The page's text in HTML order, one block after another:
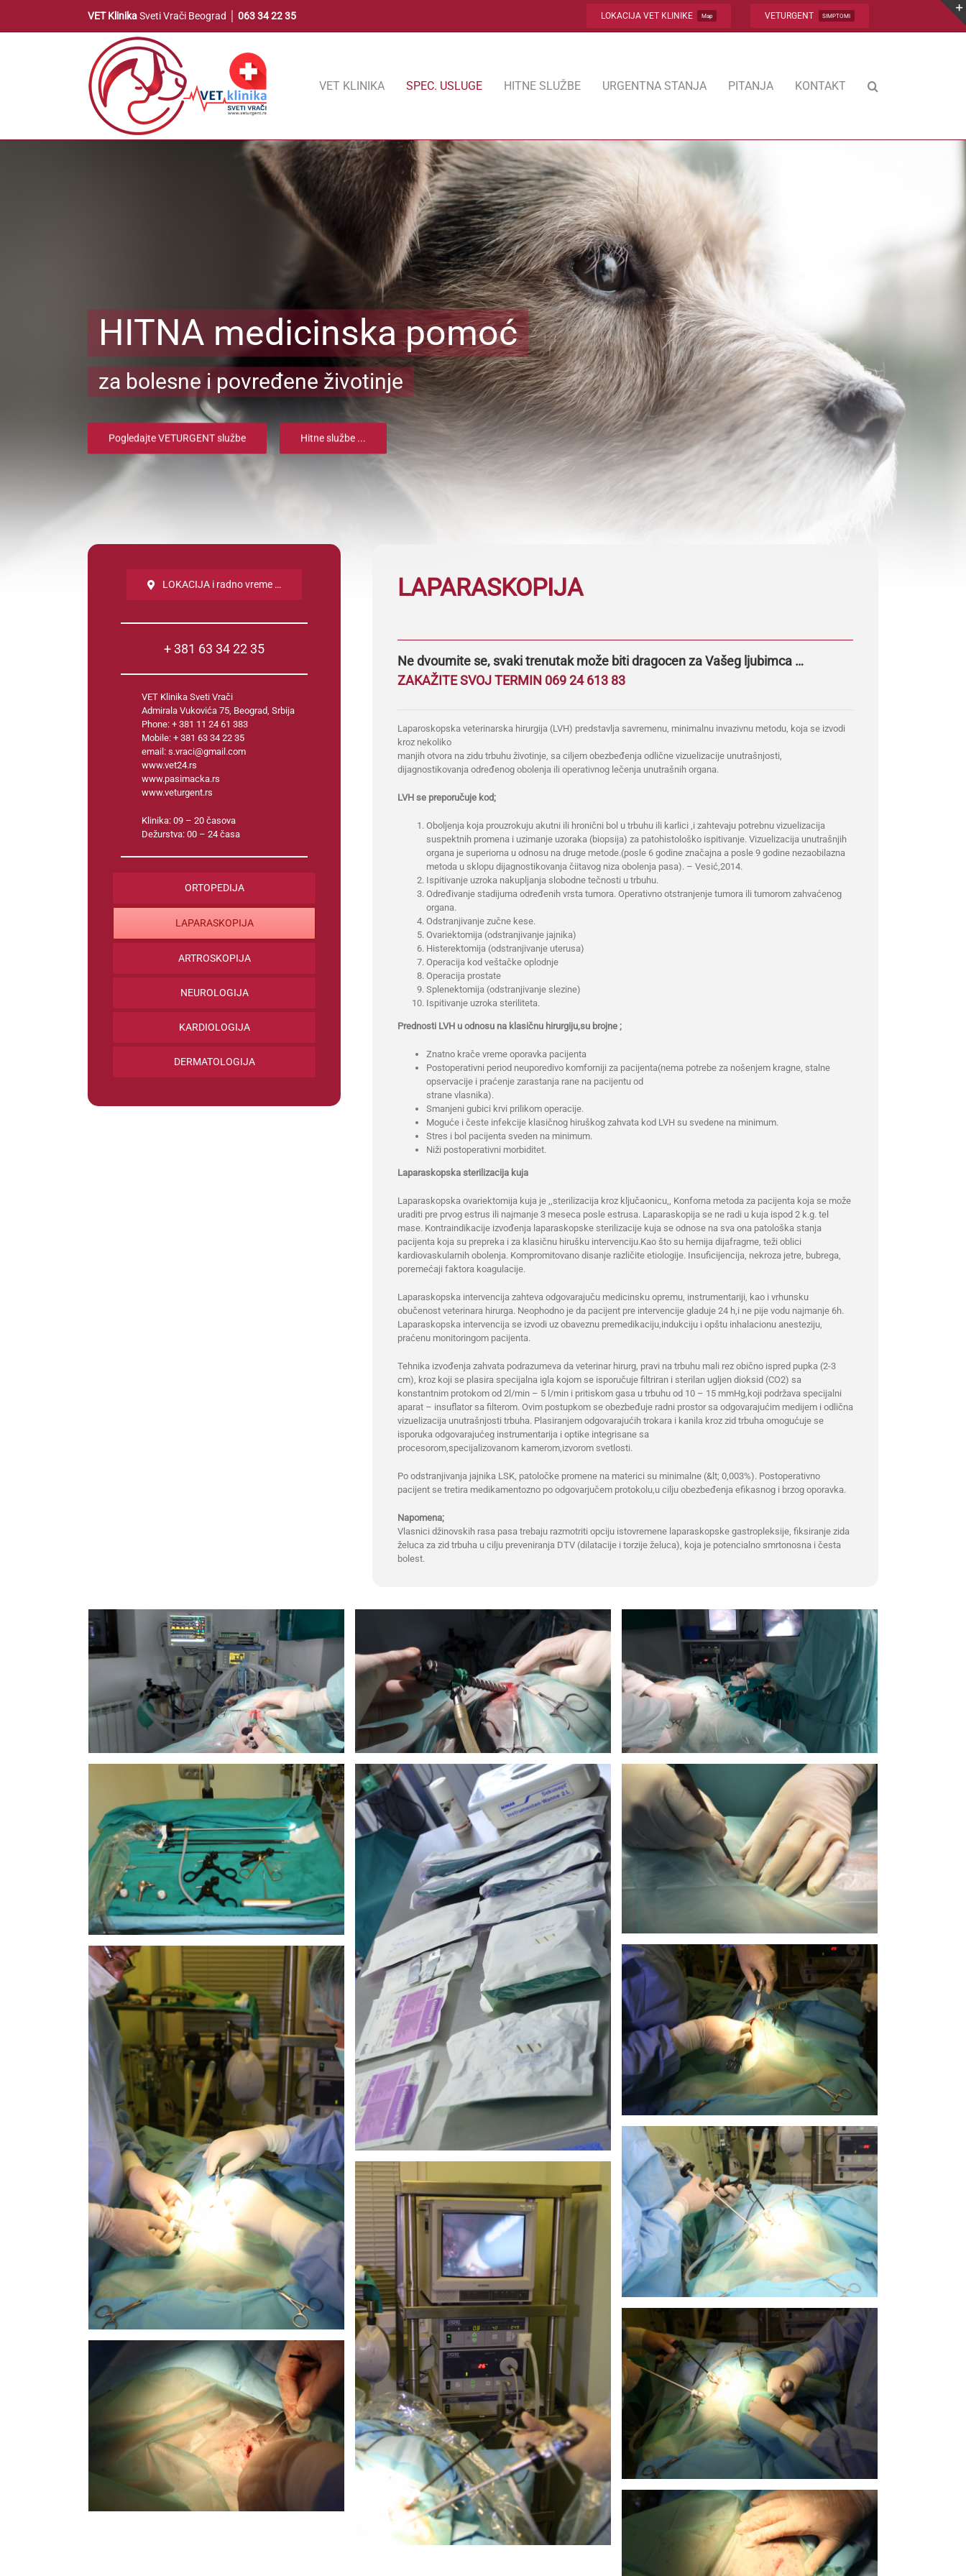
content
VET KlinikaSveti Vrači Beograd │ 063 34 22 35 LOKACIJA VET KLINIKE Map VETURGENT SIMPTOMI
VET KLINIKA SPEC. USLUGE HITNE SLUŽBE URGENTNA STANJA PITANJA KONTAKT
HITNA medicinska pomoć
za bolesne i povređene životinje
Pogledajte VETURGENT službe Hitne službe ...
LOKACIJA i radno vreme …
+ 381 63 34 22 35
VET Klinika Sveti Vrači
Admirala Vukovića 75, Beograd, Srbija
Phone: + 381 11 24 61 383
Mobile: + 381 63 34 22 35
email: s.vraci@gmail.com
www.vet24.rs
www.pasimacka.rs
www.veturgent.rs
Klinika: 09 – 20 časova
Dežurstva: 00 – 24 časa
ORTOPEDIJA
LAPARASKOPIJA
ARTROSKOPIJA
NEUROLOGIJA
KARDIOLOGIJA
DERMATOLOGIJA
LAPARASKOPIJA
Ne dvoumite se, svaki trenutak može biti dragocen za Vašeg ljubimca …
ZAKAŽITE SVOJ TERMIN 069 24 613 83
Laparoskopska veterinarska hirurgija (LVH) predstavlja savremenu, minimalnu invazivnu metodu, koja se izvodi
kroz nekoliko
manjih otvora na zidu trbuhu životinje, sa ciljem obezbeđenja odlične vizuelizacije unutrašnjosti,
dijagnostikovanja određenog obolenja ili operativnog lečenja unutrašnih organa.
LVH se preporučuje kod;
Oboljenja koja prouzrokuju akutni ili hronični bol u trbuhu ili karlici ,i zahtevaju potrebnu vizuelizacija
suspektnih promena i uzimanje uzoraka (biopsija) za patohistološko ispitivanje. Vizuelizacija unutrašnjih
organa je superiorna u odnosu na druge metode.(posle 6 godine značajna a posle 9 godine nezaobilazna
metoda u sklopu dijagnostikovanja čiitavog niza obolenja pasa). – Vesić,2014.
Ispitivanje uzroka nakupljanja slobodne tečnosti u trbuhu.
Određivanje stadijuma određenih vrsta tumora. Operativno otstranjenje tumora ili tumorom zahvaćenog
organa.
Odstranjivanje zučne kese.
Ovariektomija (odstranjivanje jajnika)
Histerektomija (odstranjivanje uterusa)
Operacija kod veštačke oplodnje
Operacija prostate
Splenektomija (odstranjivanje slezine)
Ispitivanje uzroka steriliteta.
Prednosti LVH u odnosu na klasičnu hirurgiju,su brojne ;
Znatno krače vreme oporavka pacijenta
Postoperativni period neuporedivo komforniji za pacijenta(nema potrebe za nošenjem kragne, stalne
opservacije i praćenje zarastanja rane na pacijentu od
strane vlasnika).
Smanjeni gubici krvi prilikom operacije.
Moguće i česte infekcije klasičnog hiruškog zahvata kod LVH su svedene na minimum.
Stres i bol pacijenta sveden na minimum.
Niži postoperativni morbiditet.
Laparaskopska sterilizacija kuja
Laparaskopska ovariektomija kuja je ,,sterilizacija kroz ključaonicu,, Konforna metoda za pacijenta koja se može
uraditi pre prvog estrus ili najmanje 3 meseca posle estrusa. Laparaskopija se ne radi u kuja ispod 2 k.g. tel
mase. Kontraindikacije izvođenja laparaskopske sterilizacije kuja se odnose na sva ona patološka stanja
pacijenta koja su prepreka i za klasičnu hirušku intervenciju.Kao što su hernija dijafragme, teži oblici
kardiovaskularnih obolenja. Kompromitovano disanje različite etiologije. Insuficijencija, nekroza jetre, bubrega,
poremećaji faktora koagulacije.
Laparaskopska intervencija zahteva odgovarajuču medicinsku opremu, instrumentariji, kao i vrhunsku
obučenost veterinara hirurga. Neophodno je da pacijent pre intervencije gladuje 24 h,i ne pije vodu najmanje 6h.
Laparaskopska intervencija se izvodi uz obaveznu premedikaciju,indukciju i opštu inhalacionu anesteziju,
praćenu monitoringom pacijenta.
Tehnika izvođenja zahvata podrazumeva da veterinar hirurg, pravi na trbuhu mali rez obično ispred pupka (2-3
cm), kroz koji se plasira specijalna igla kojom se isporučuje filtriran i sterilan ugljen dioksid (CO2) sa
konstantnim protokom od 2l/min – 5 l/min i pritiskom gasa u trbuhu od 10 – 15 mmHg,koji podržava specijalni
aparat – insuflator sa filterom. Ovim postupkom se obezbeđuje radni prostor sa odgovarajućim medijem i odlična
vizuelizacija unutrašnjosti trbuha. Plasiranjem odgovarajućih trokara i kanila kroz zid trbuha omogućuje se
isporuka odgovarajućeg instrumentarija i optike integrisane sa
procesorom,specijalizovanom kamerom,izvorom svetlosti.
Po odstranjivanja jajnika LSK, patoločke promene na materici su minimalne (&lt; 0,003%). Postoperativno
pacijent se tretira medikamentozno po odgovarjučem protokolu,u cilju obezbeđenja efikasnog i brzog oporavka.
Napomena;
Vlasnici džinovskih rasa pasa trebaju razmotriti opciju istovremene laparaskopske gastropleksije, fiksiranje zida
želuca za zid trbuha u cilju preveniranja DTV (dilatacije i torzije želuca), koja je potencialno smrtonosna i česta
bolest.